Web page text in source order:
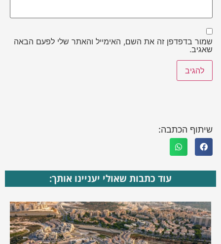
שמור בדפדפן זה את השם, האימייל והאתר שלי לפעם הבאה
שאגיב.
שיתוף הכתבה:
עוד כתבות שאולי יעניינו אותך: